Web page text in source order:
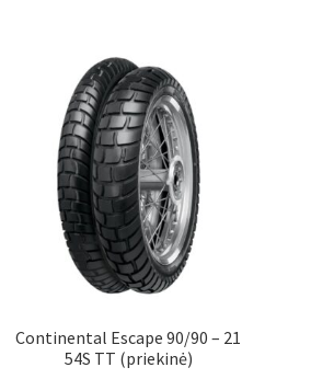
Continental Escape 90/90 – 21
54S TT (priekinė)